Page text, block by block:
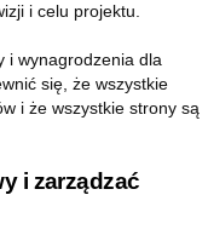
i celu projektu.
i wynagrodzenia dla
się, że wszystkie
i że wszystkie strony są
i zarządzać